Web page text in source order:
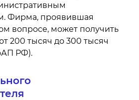
Фирма, проявившая
вопросе, может получить
200 тысяч до 300 тысяч
РФ).